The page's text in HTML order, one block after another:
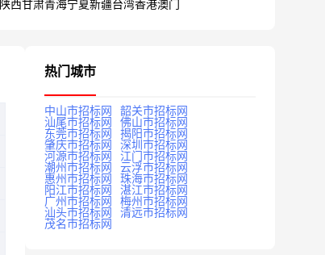
陕西甘肃青海宁夏新疆台湾香港澳门
热门城市
中山市招标网
韶关市招标网
汕尾市招标网
佛山市招标网
东莞市招标网
揭阳市招标网
肇庆市招标网
深圳市招标网
河源市招标网
江门市招标网
潮州市招标网
云浮市招标网
惠州市招标网
珠海市招标网
阳江市招标网
湛江市招标网
广州市招标网
梅州市招标网
汕头市招标网
清远市招标网
茂名市招标网